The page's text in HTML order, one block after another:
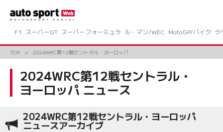
ツ
ス
F1 スーパーGT スーパーフォーミュラ ル・マン/WEC MotoGP/バイク ラ
TOP 2024WRC第12戦セントラル・ヨーロッパ
2024WRC第12戦セントラル・
ヨーロッパ ニュース
2024WRC第12戦セントラル・ヨーロッパ
ニュースアーカイブ